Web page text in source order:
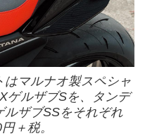
マルナオ製スペシャ
ゲルザブSを、タンデ
ルザブSSをそれぞれ
＋税。